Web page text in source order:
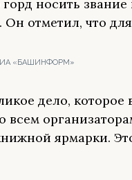
горд носить
Он отметил, что
ИА «БАШИНФОРМ»
дело,
всем
ярмарки.